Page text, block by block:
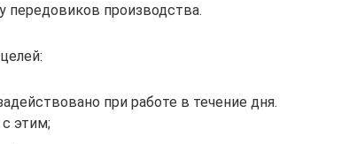
передовиков производства.
при работе в течение дня.
этим;